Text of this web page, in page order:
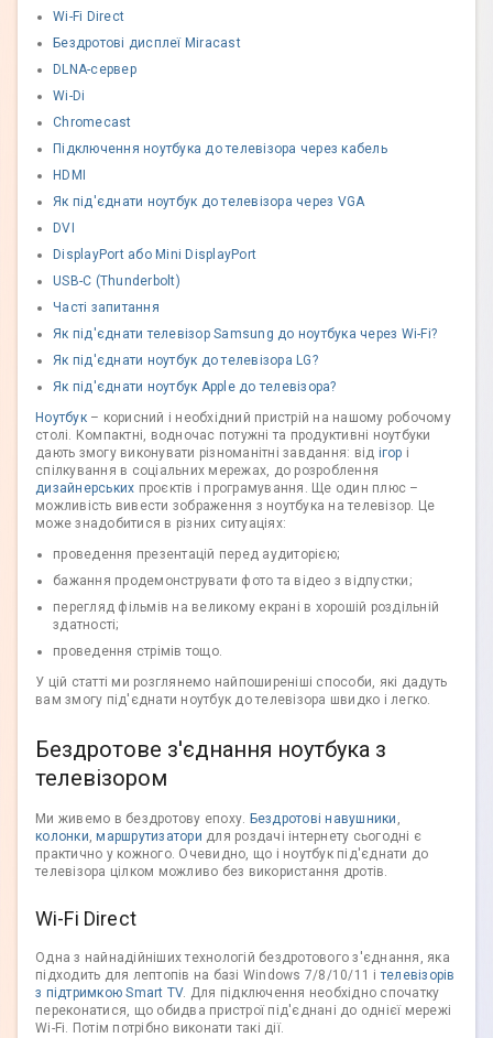
Wi-Fi Direct
Бездротові дисплеї Miracast
DLNA-сервер
Wi-Di
Chromecast
Підключення ноутбука до телевізора через кабель
HDMI
Як під'єднати ноутбук до телевізора через VGA
DVI
DisplayPort або Mini DisplayPort
USB-C (Thunderbolt)
Часті запитання
Як під'єднати телевізор Samsung до ноутбука через Wi-Fi?
Як під'єднати ноутбук до телевізора LG?
Як під'єднати ноутбук Apple до телевізора?
Ноутбук – корисний і необхідний пристрій на нашому робочому
столі. Компактні, водночас потужні та продуктивні ноутбуки
дають змогу виконувати різноманітні завдання: від ігор і
спілкування в соціальних мережах, до розроблення
дизайнерських проєктів і програмування. Ще один плюс –
можливість вивести зображення з ноутбука на телевізор. Це
може знадобитися в різних ситуаціях:
проведення презентацій перед аудиторією;
бажання продемонструвати фото та відео з відпустки;
перегляд фільмів на великому екрані в хорошій роздільній
здатності;
проведення стрімів тощо.
У цій статті ми розглянемо найпоширеніші способи, які дадуть
вам змогу під'єднати ноутбук до телевізора швидко і легко.
Бездротове з'єднання ноутбука з
телевізором
Ми живемо в бездротову епоху. Бездротові навушники ,
колонки,маршрутизатори для роздачі інтернету сьогодні є
практично у кожного. Очевидно, що і ноутбук під'єднати до
телевізора цілком можливо без використання дротів.
Wi-Fi Direct
Одна з найнадійніших технологій бездротового з'єднання, яка
підходить для лептопів на базі Windows 7/8/10/11 ітелевізорів
з підтримкою Smart TV. Для підключення необхідно спочатку
переконатися, що обидва пристрої під'єднані до однієї мережі
Wi-Fi. Потім потрібно виконати такі дії.